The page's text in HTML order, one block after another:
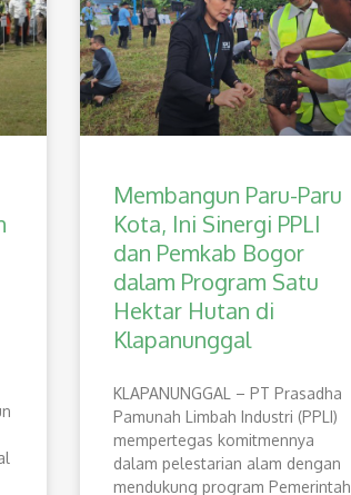
Membangun Paru-Paru
Kota, Ini Sinergi PPLI
dan Pemkab Bogor
dalam Program Satu
Hektar Hutan di
Klapanunggal
​KLAPANUNGGAL – PT Prasadha
Pamunah Limbah Industri (PPLI)
mempertegas komitmennya
dalam pelestarian alam dengan
mendukung program Pemerintah